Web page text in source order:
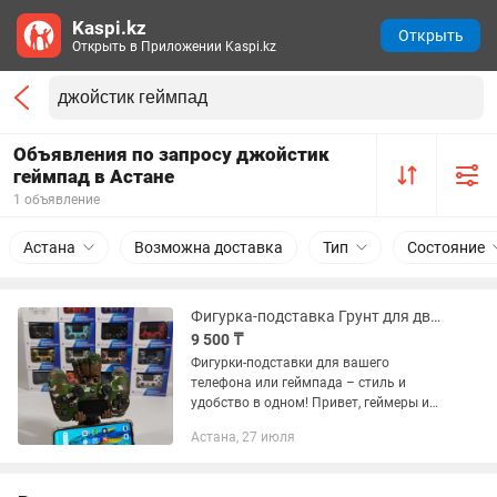
Объявления по запросу джойстик
геймпад в Астане
1 объявление
Астана Возможна доставка Тип Состояние
Фигурка-подставка Грунт для двух телефонов
9 500 ₸
Фигурки-подставки для вашего
телефона или геймпада – стиль и
удобство в одном! Привет, геймеры и
держателей для телефонов и
Астана, 27 июля
Kaspi.kz
Открыть в Приложении Kaspi.kz
Открыть